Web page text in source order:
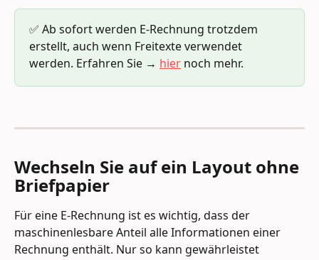
✅ Ab sofort werden E-Rechnung trotzdem
erstellt, auch wenn Freitexte verwendet
werden. Erfahren Sie → hier noch mehr.
Wechseln Sie auf ein Layout ohne
Briefpapier
Für eine E-Rechnung ist es wichtig, dass der
maschinenlesbare Anteil alle Informationen einer
Rechnung enthält. Nur so kann gewährleistet